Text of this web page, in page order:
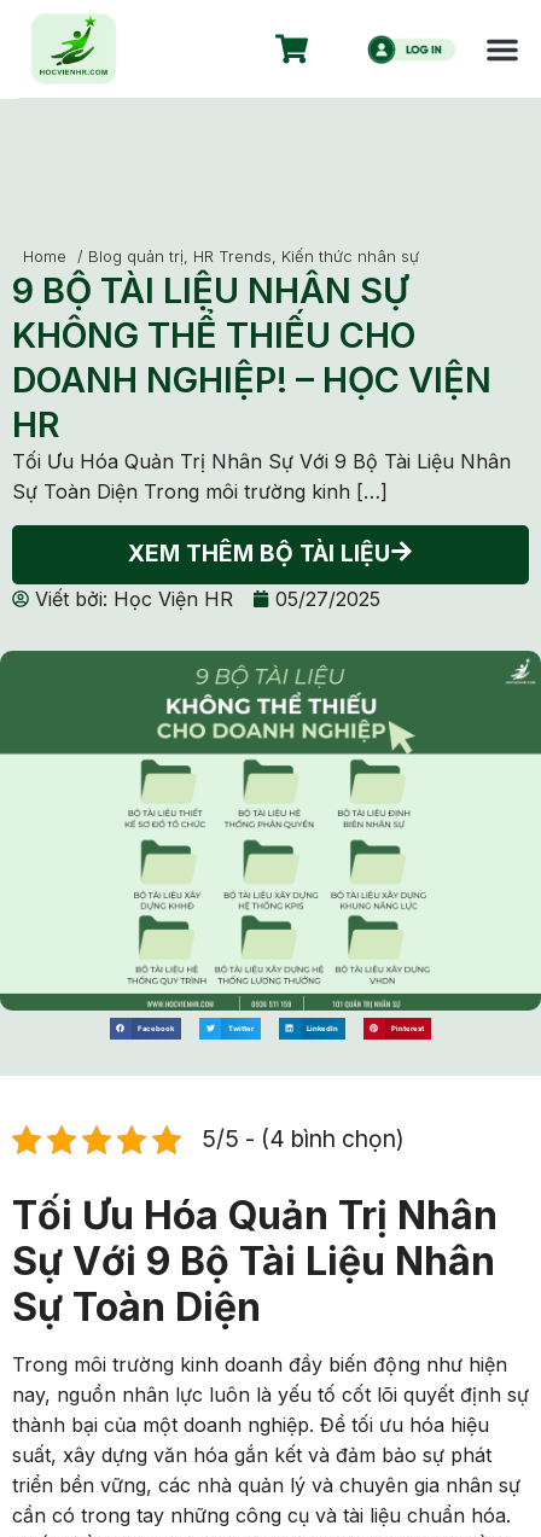
Home / Blog quản trị, HR Trends, Kiến thức nhân sự
9 BỘ TÀI LIỆU NHÂN SỰ
KHÔNG THỂ THIẾU CHO
DOANH NGHIỆP! – HỌC VIỆN
HR
Tối Ưu Hóa Quản Trị Nhân Sự Với 9 Bộ Tài Liệu Nhân
Sự Toàn Diện Trong môi trường kinh […]
XEM THÊM BỘ TÀI LIỆU
Viết bởi: Học Viện HR 05/27/2025
Facebook Twitter LinkedIn Pinterest
5/5 - (4 bình chọn)
Tối Ưu Hóa Quản Trị Nhân
Sự Với 9 Bộ Tài Liệu Nhân
Sự Toàn Diện
Trong môi trường kinh doanh đầy biến động như hiện
nay, nguồn nhân lực luôn là yếu tố cốt lõi quyết định sự
thành bại của một doanh nghiệp. Để tối ưu hóa hiệu
suất, xây dựng văn hóa gắn kết và đảm bảo sự phát
triển bền vững, các nhà quản lý và chuyên gia nhân sự
cần có trong tay những công cụ và tài liệu chuẩn hóa.